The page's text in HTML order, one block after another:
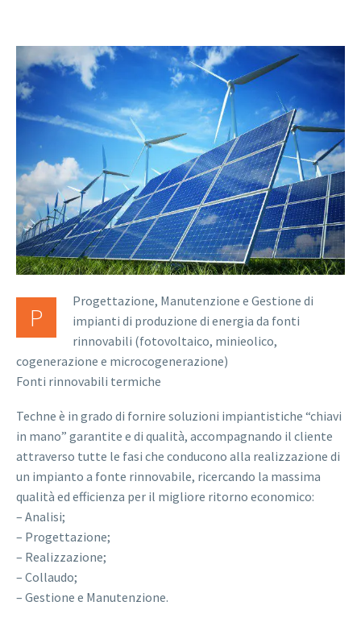
P
Progettazione, Manutenzione e Gestione di
impianti di produzione di energia da fonti
rinnovabili (fotovoltaico, minieolico,
cogenerazione e microcogenerazione)
Fonti rinnovabili termiche
Techne è in grado di fornire soluzioni impiantistiche “chiavi
in mano” garantite e di qualità, accompagnando il cliente
attraverso tutte le fasi che conducono alla realizzazione di
un impianto a fonte rinnovabile, ricercando la massima
qualità ed efficienza per il migliore ritorno economico:
– Analisi;
– Progettazione;
– Realizzazione;
– Collaudo;
– Gestione e Manutenzione.